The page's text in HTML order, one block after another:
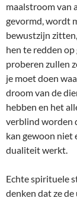
maalstroom van
gevormd, wordt
bewustzijn
hen te redden
proberen zullen
je moet doen
droom van de
hebben en het
verblind worden
kan gewoon niet
dualiteit werkt.
Echte spirituele
denken dat ze